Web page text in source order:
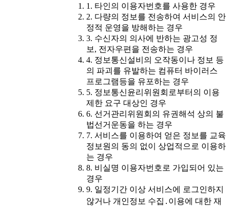
1. 타인의 이용자번호를 사용한 경우
2. 다량의 정보를 전송하여 서비스의 안
정적 운영을 방해하는 경우
3. 수신자의 의사에 반하는 광고성 정
보, 전자우편을 전송하는 경우
4. 정보통신설비의 오작동이나 정보 등
의 파괴를 유발하는 컴퓨터 바이러스
프로그램등을 유포하는 경우
5. 정보통신윤리위원회로부터의 이용
제한 요구 대상인 경우
6. 선거관리위원회의 유권해석 상의 불
법선거운동을 하는 경우
7. 서비스를 이용하여 얻은 정보를 교육
정보원의 동의 없이 상업적으로 이용하
는 경우
8. 비실명 이용자번호로 가입되어 있는
경우
9. 일정기간 이상 서비스에 로그인하지
않거나 개인정보 수집․이용에 대한 재